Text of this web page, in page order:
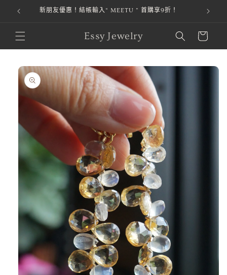
跳至內容新朋友優惠！結帳輸入“ MEETU ” 首購享9折！
Essy Jewelry
物
車
略過產品
資訊